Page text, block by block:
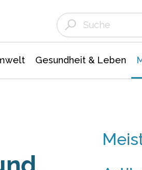
Gesundheit & Leben